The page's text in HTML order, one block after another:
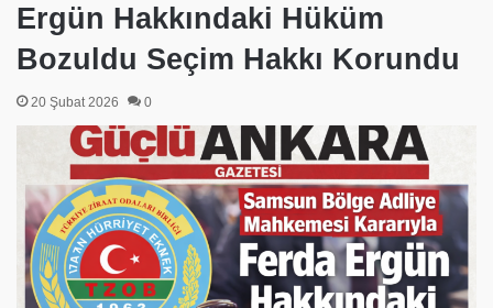
Ergün Hakkındaki Hüküm
Bozuldu Seçim Hakkı Korundu
20 Şubat 2026 0